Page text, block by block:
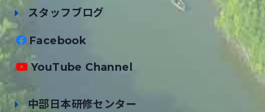
スタッフブログ
Facebook
YouTube Channel
中部日本研修センター